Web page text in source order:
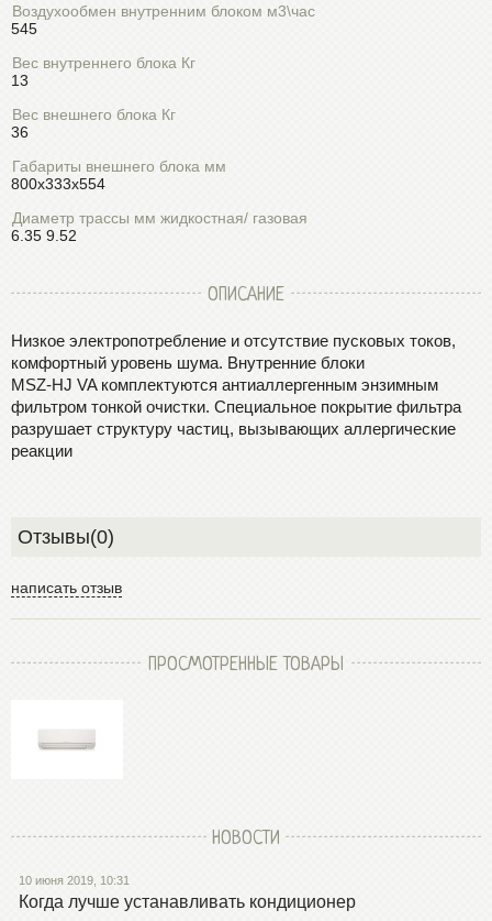
Воздухообмен внутренним блоком м3\час
545
Вес внутреннего блока Кг
13
Вес внешнего блока Кг
36
Габариты внешнего блока мм
800x333x554
Диаметр трассы мм жидкостная/ газовая
6.35 9.52
ОПИСАНИЕ
Низкое электропотребление и отсутствие пусковых токов,
комфортный уровень шума. Внутренние блоки
MSZ-HJ VA комплектуются антиаллергенным энзимным
фильтром тонкой очистки. Специальное покрытие фильтра
разрушает структуру частиц, вызывающих аллергические
реакции
Отзывы(0)
написать отзыв
ПРОСМОТРЕННЫЕ ТОВАРЫ
НОВОСТИ
10 июня 2019, 10:31
Когда лучше устанавливать кондиционер